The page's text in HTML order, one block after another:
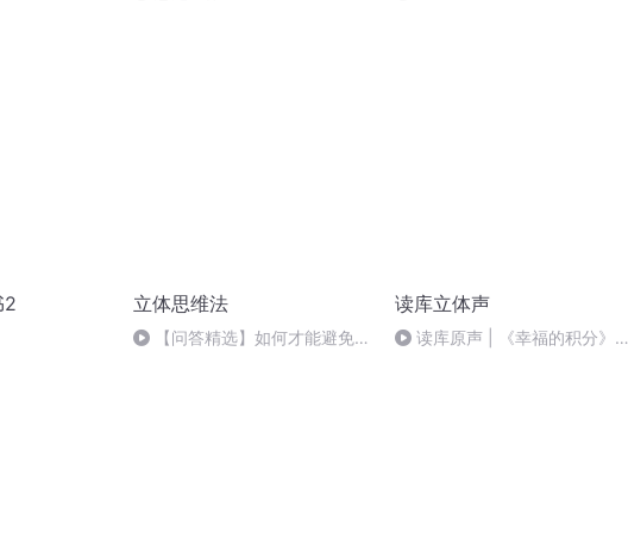
2 立体思维法
【问答精选】如何才能避免吃
读库立体声
读库原声 | 《幸福的积分》全